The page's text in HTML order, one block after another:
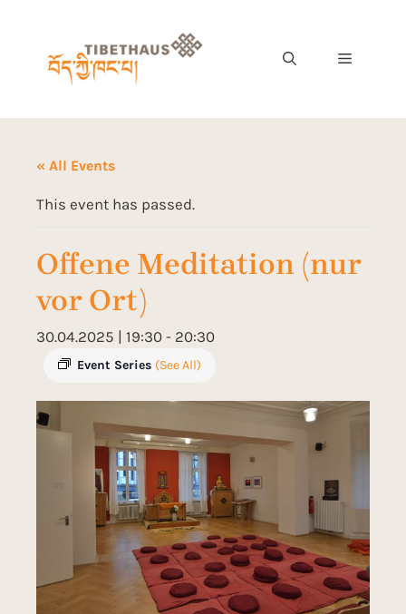
« All Events
This event has passed.
Offene Meditation (nur
vor Ort)
30.04.2025 | 19:30 - 20:30
Event Series (See All)